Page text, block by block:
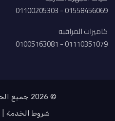
01558456069 - 01100205303
كاميرات المراقبه
01110351079 - 01005163081
© 2026 جميع الحقوق محفوظة
شروط الخدمة